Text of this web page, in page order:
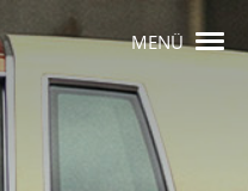
MENÜ